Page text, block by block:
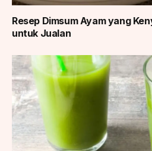
Resep Dimsum Ayam yang
untuk Jualan